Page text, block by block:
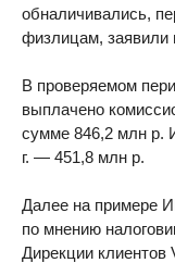
обналичивались,
физлицам, заявили
В проверяемом
выплачено
сумме 846,2 млн р.
г. — 451,8 млн р.
Далее на примере
по мнению
Дирекции